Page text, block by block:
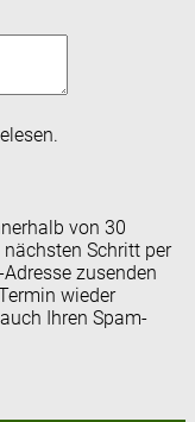
von 30
Schritt per
zusenden
wieder
Ihren Spam-